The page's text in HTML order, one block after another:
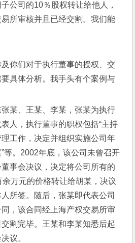
公司的10％股权转让给他人，
所审核并且已经交割。我们能
你们对于执行董事的授权、交
具体分析。我手头有个案例与
某、王某、李某，张某为执行
人，执行董事的职权包括“主持
工作，决定并组织实施公司年
等。2002年底，该公司未曾召开
事会决议，决定将公司所有的
万元的价格转让给胡某，决议
所签。随后，张某即代表公司
，该合同经上海产权交易所审
割完毕。王某和李某知悉后起
议。